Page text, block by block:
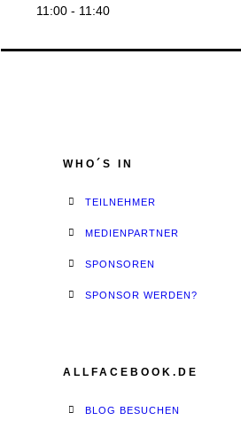
11:00 - 11:40
WHO´S IN
TEILNEHMER
MEDIENPARTNER
SPONSOREN
SPONSOR WERDEN?
ALLFACEBOOK.DE
BLOG BESUCHEN